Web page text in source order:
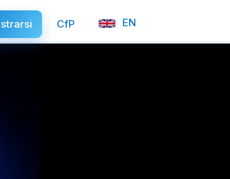
CfP EN